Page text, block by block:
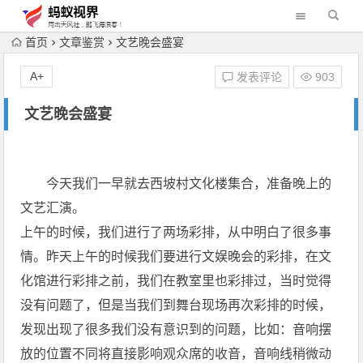
首页 文章鉴赏 文艺晚会盛宴
文艺晚会盛宴
发表评论 903
A+
今天我们一早就去西坡村文化楼集合，准备晚上的
文艺汇演。
上午的时候，我们进行了两场彩排，从中明白了很多事
情。昨天上午的时候我们要进行文娱晚会的彩排，在文
化馆进行彩排之前，我们在教室里也彩排过，当时觉得
没有问题了，但是当我们到舞台现场再次彩排的时候，
发现出现了很多我们没有意识到的问题，比如：音响摆
放的位置不同将直接影响观众席的收音，音响线稍微动